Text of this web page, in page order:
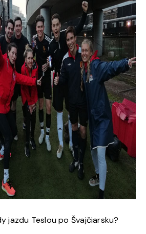
jazdu Teslou po Švajčiarsku?